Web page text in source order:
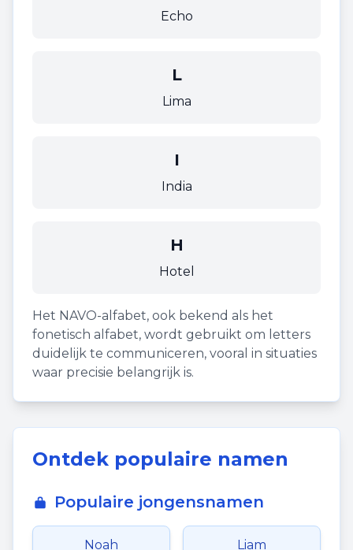
Echo
L
Lima
I
India
H
Hotel
Het NAVO-alfabet, ook bekend als het
fonetisch alfabet, wordt gebruikt om letters
duidelijk te communiceren, vooral in situaties
waar precisie belangrijk is.
Ontdek populaire namen
Populaire jongensnamen
Noah Liam